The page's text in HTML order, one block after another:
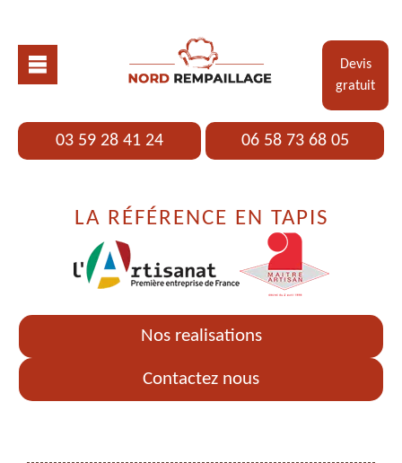
Devis
gratuit
03 59 28 41 24 06 58 73 68 05
LA RÉFÉRENCE EN TAPIS
Nos realisations
Contactez nous